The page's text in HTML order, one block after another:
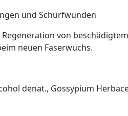
und Schürfwunden
von
neuen Faserwuchs.
denat., Gossypium